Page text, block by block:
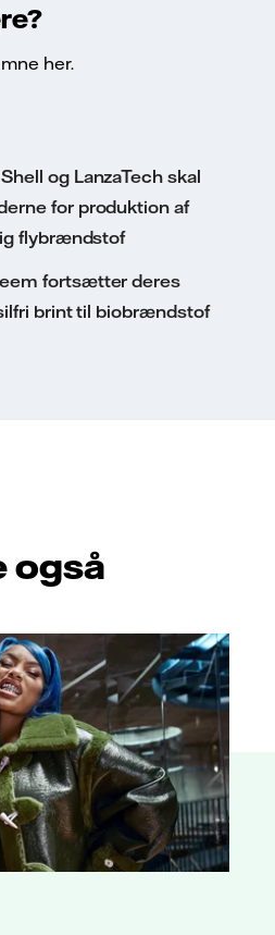
her.
og LanzaTech skal
for produktion af
flybrændstof
fortsætter deres
brint til biobrændstof
også